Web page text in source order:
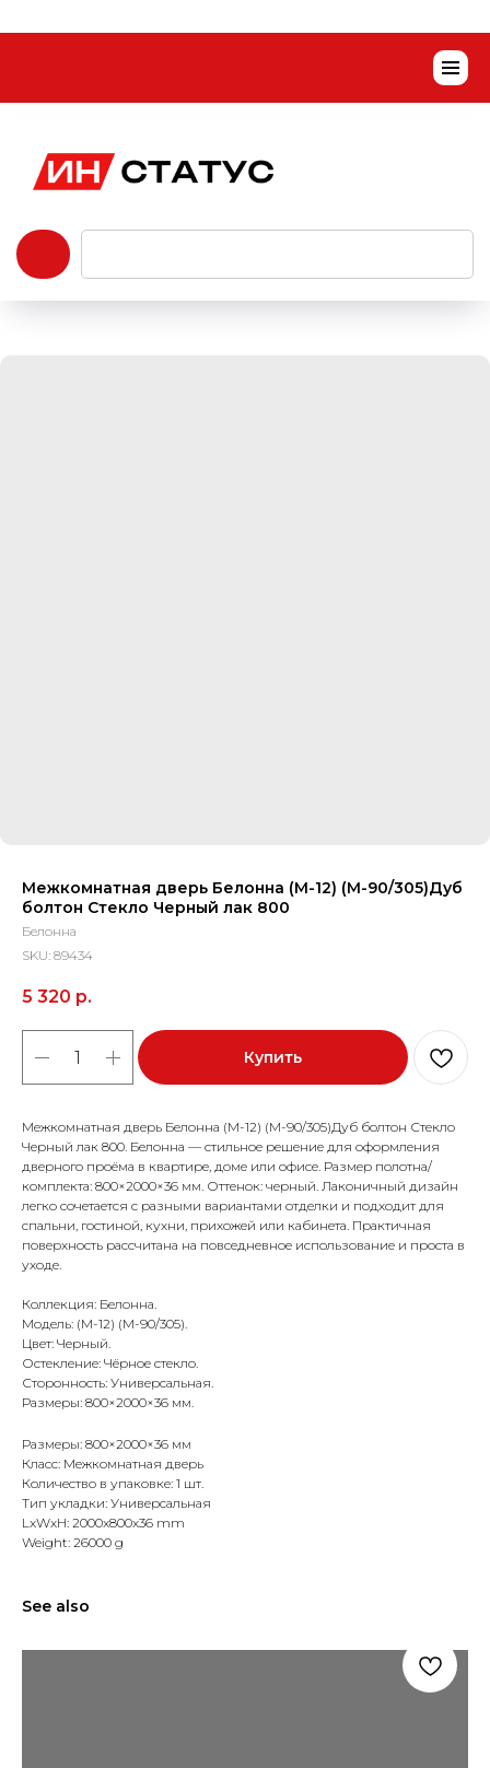
Межкомнатная дверь Белонна (М-12) (М-90/305)Дуб
болтон Стекло Черный лак 800
Белонна
SKU: 89434
5 320 р.
Купить
Межкомнатная дверь Белонна (М-12) (М-90/305)Дуб болтон Стекло
Черный лак 800. Белонна — стильное решение для оформления
дверного проёма в квартире, доме или офисе. Размер полотна/
комплекта: 800×2000×36 мм. Оттенок: черный. Лаконичный дизайн
легко сочетается с разными вариантами отделки и подходит для
спальни, гостиной, кухни, прихожей или кабинета. Практичная
поверхность рассчитана на повседневное использование и проста в
уходе.
Коллекция: Белонна.
Модель: (М-12) (М-90/305).
Цвет: Черный.
Остекление: Чёрное стекло.
Сторонность: Универсальная.
Размеры: 800×2000×36 мм.
Размеры: 800×2000×36 мм
Класс: Межкомнатная дверь
Количество в упаковке: 1 шт.
Тип укладки: Универсальная
LxWxH: 2000x800x36 mm
Weight: 26000 g
See also